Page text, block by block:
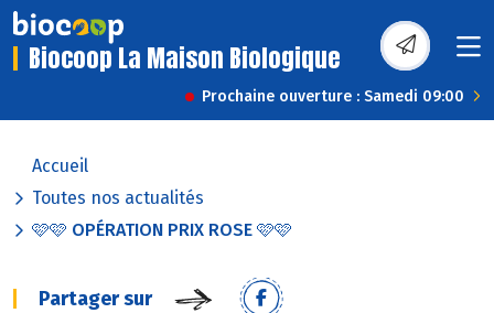
Biocoop La Maison Biologique
Prochaine ouverture : Samedi 09:00
Accueil
Toutes nos actualités
🩷🩷 OPÉRATION PRIX ROSE 🩷🩷
Partager sur